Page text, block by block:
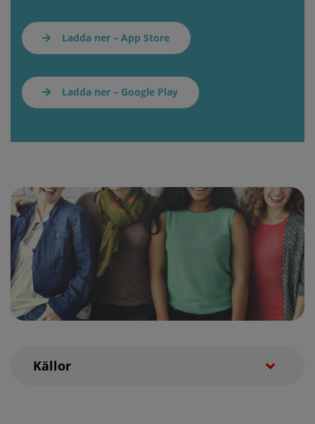
Ladda ner – App Store
Ladda ner – Google Play
Källor